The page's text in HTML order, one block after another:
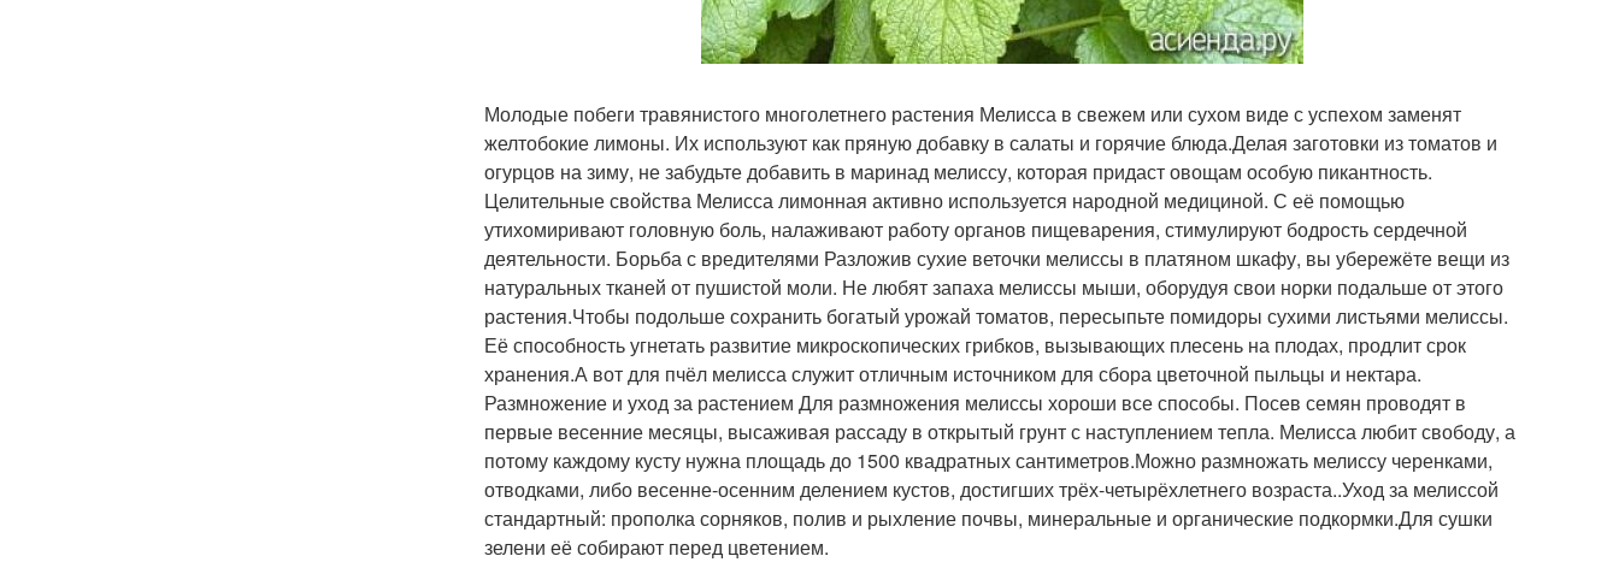
Молодые побеги травянистого многолетнего растения Мелисса в свежем или сухом виде с успехом заменят
желтобокие лимоны. Их используют как пряную добавку в салаты и горячие блюда.Делая заготовки из томатов и
огурцов на зиму, не забудьте добавить в маринад мелиссу, которая придаст овощам особую пикантность.
Целительные свойства Мелисса лимонная активно используется народной медициной. С её помощью
утихомиривают головную боль, налаживают работу органов пищеварения, стимулируют бодрость сердечной
деятельности. Борьба с вредителями Разложив сухие веточки мелиссы в платяном шкафу, вы убережёте вещи из
натуральных тканей от пушистой моли. Не любят запаха мелиссы мыши, оборудуя свои норки подальше от этого
растения.Чтобы подольше сохранить богатый урожай томатов, пересыпьте помидоры сухими листьями мелиссы.
Её способность угнетать развитие микроскопических грибков, вызывающих плесень на плодах, продлит срок
хранения.А вот для пчёл мелисса служит отличным источником для сбора цветочной пыльцы и нектара.
Размножение и уход за растением Для размножения мелиссы хороши все способы. Посев семян проводят в
первые весенние месяцы, высаживая рассаду в открытый грунт с наступлением тепла. Мелисса любит свободу, а
потому каждому кусту нужна площадь до 1500 квадратных сантиметров.Можно размножать мелиссу черенками,
отводками, либо весенне-осенним делением кустов, достигших трёх-четырёхлетнего возраста..Уход за мелиссой
стандартный: прополка сорняков, полив и рыхление почвы, минеральные и органические подкормки.Для сушки
зелени её собирают перед цветением.